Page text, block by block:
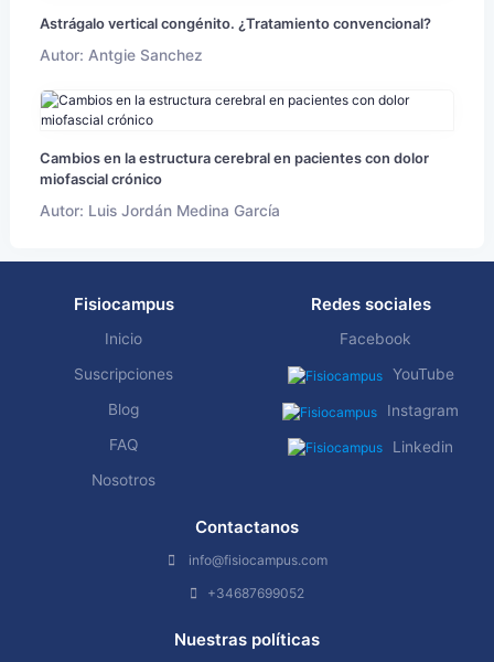
Astrágalo vertical congénito. ¿Tratamiento convencional?
Autor: Antgie Sanchez
Cambios en la estructura cerebral en pacientes con dolor
miofascial crónico
Autor: Luis Jordán Medina García
Fisiocampus
Inicio
Suscripciones
Blog
FAQ
Nosotros
Redes sociales
Facebook
YouTube
Instagram
Linkedin
Contactanos
info@fisiocampus.com
+34687699052
Nuestras políticas